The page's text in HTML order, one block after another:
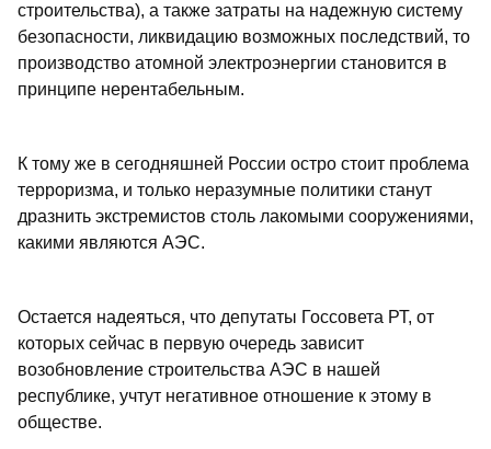
строительства), а также затраты на надежную систему
безопасности, ликвидацию возможных последствий, то
производство атомной электроэнергии становится в
принципе нерентабельным.
К тому же в сегодняшней России остро стоит проблема
терроризма, и только неразумные политики станут
дразнить экстремистов столь лакомыми сооружениями,
какими являются АЭС.
Остается надеяться, что депутаты Госсовета РТ, от
которых сейчас в первую очередь зависит
возобновление строительства АЭС в нашей
республике, учтут негативное отношение к этому в
обществе.